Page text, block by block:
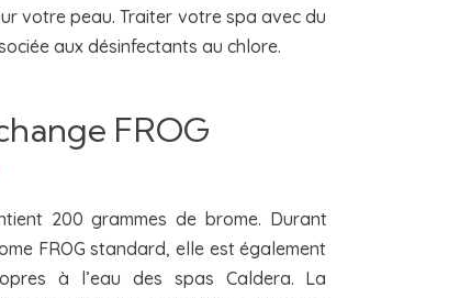
votre peau. Traiter votre spa avec du
aux désinfectants au chlore.
FROG
200 grammes de brome. Durant
FROG standard, elle est également
à l’eau des spas Caldera. La